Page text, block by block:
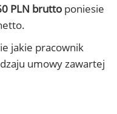
PLN brutto poniesie
jakie pracownik
umowy zawartej